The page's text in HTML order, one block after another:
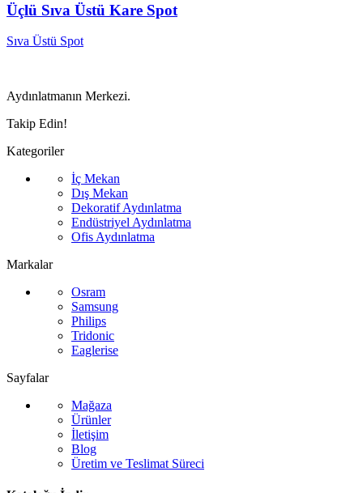
Üçlü Sıva Üstü Kare Spot
Sıva Üstü Spot
Aydınlatmanın Merkezi.
Takip Edin!
Kategoriler
İç Mekan
Dış Mekan
Dekoratif Aydınlatma
Endüstriyel Aydınlatma
Ofis Aydınlatma
Markalar
Osram
Samsung
Philips
Tridonic
Eaglerise
Sayfalar
Mağaza
Ürünler
İletişim
Blog
Üretim ve Teslimat Süreci